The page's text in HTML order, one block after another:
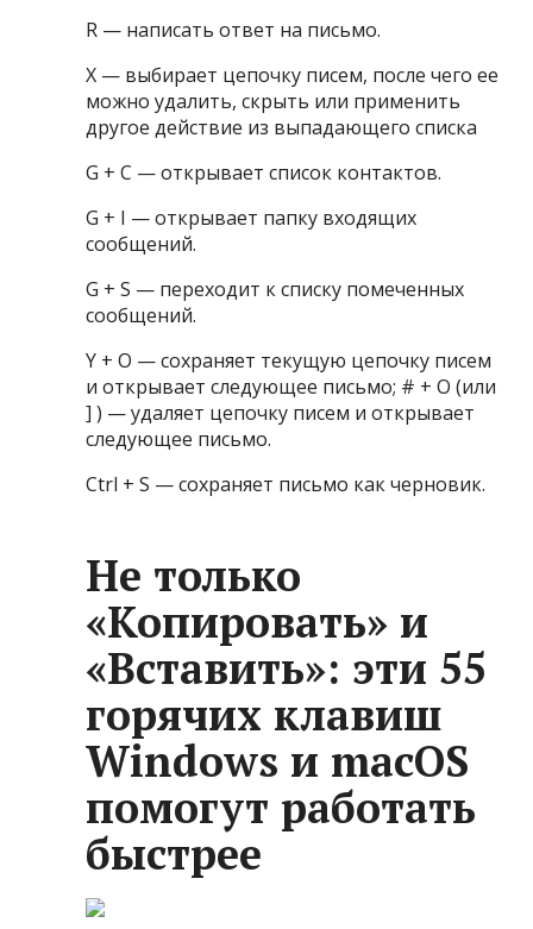
R — написать ответ на письмо.
X — выбирает цепочку писем, после чего ее
можно удалить, скрыть или применить
другое действие из выпадающего списка
G + C — открывает список контактов.
G + I — открывает папку входящих
сообщений.
G + S — переходит к списку помеченных
сообщений.
Y + O — сохраняет текущую цепочку писем
и открывает следующее письмо; # + O (или
] ) — удаляет цепочку писем и открывает
следующее письмо.
Ctrl + S — сохраняет письмо как черновик.
Не только
«Копировать» и
«Вставить»: эти 55
горячих клавиш
Windows и macOS
помогут работать
быстрее